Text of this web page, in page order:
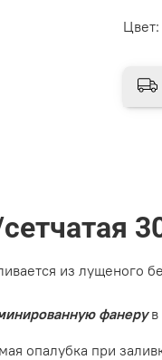
из
фанерув
опалубка при